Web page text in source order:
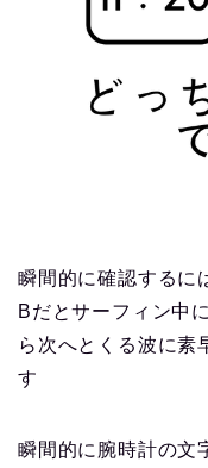
瞬間的に確認するに
Bだとサーフィン中
ら次へとくる波に素
す
瞬間的に腕時計の文